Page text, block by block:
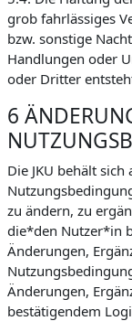
grob fahrlässiges
bzw. sonstige
Handlungen oder
oder Dritter
6
Die JKU behält
zu ändern, zu
die*den Nutzer*in
Änderungen,
Änderungen,
bestätigendem